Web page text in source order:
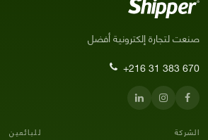
صنعت لتجارة إلكترونية أفضل
+216 31 383 670
الشركة للبائعين